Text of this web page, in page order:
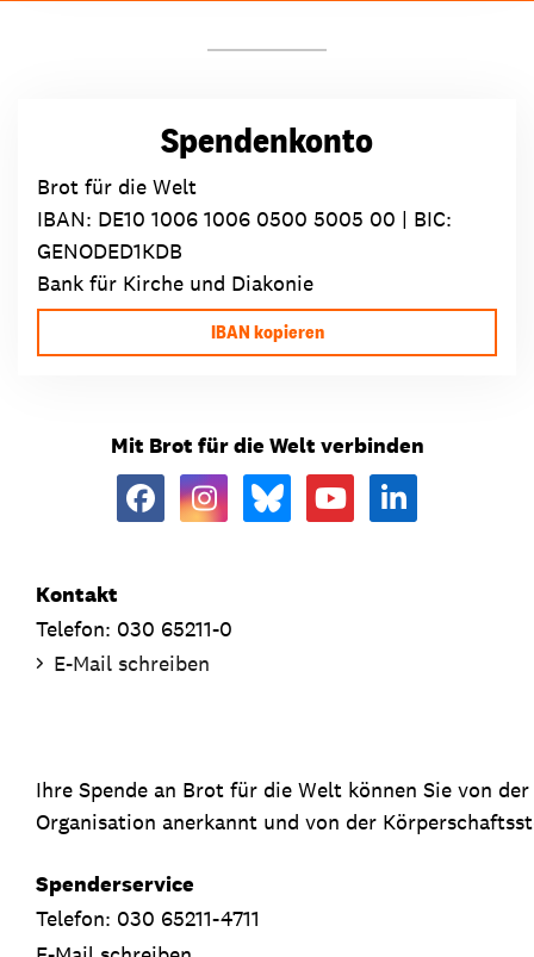
Spendenkonto
Brot für die Welt
IBAN: DE10 1006 1006 0500 5005 00 | BIC:
GENODED1KDB
Bank für Kirche und Diakonie
IBAN kopieren
Mit Brot für die Welt verbinden
Kontakt
Telefon: 030 65211-0
E-Mail schreiben
Ihre Spende an Brot für die Welt können Sie von
Organisation anerkannt und von der
Spenderservice
Telefon: 030 65211-4711